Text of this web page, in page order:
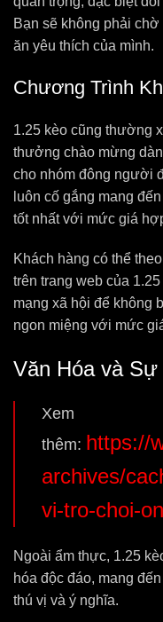
Bạn sẽ không phải
ăn yêu thích của mình.
Chương Trình
1.25 kèo cũng thường
thưởng chào mừng
cho nhóm đông người
luôn cố gắng mang
tốt nhất với mức giá
Khách hàng có thể
trên trang web của
mạng xã hội để không
ngon miệng với mức
Văn Hóa và
Xem
thêm: https://
archives/
vi-tro-choi-
Ngoài ẩm thực, 1.25
hóa độc đáo, mang
thú vị và ý nghĩa.